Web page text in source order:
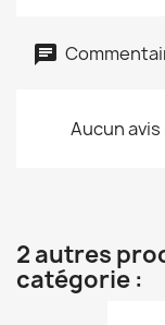
Aucun
2 autres
catégorie :